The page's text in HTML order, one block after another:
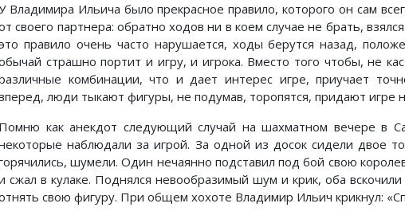
Владимира Ильича было прекрасное правило, которого он сам
своего партнера: обратно ходов ни в коем случае не брать,
правило очень часто нарушается, ходы берутся назад,
страшно портит и игру, и игрока. Вместо того чтобы, не
комбинации, что и дает интерес игре, приучает
люди тыкают фигуры, не подумав, торопятся, придают игре
Помню как анекдот следующий случай на шахматном вечере в
наблюдали за игрой. За одной из досок сидели двое
шумели. Один нечаянно подставил под бой свою
сжал в кулаке. Поднялся невообразимый шум и крик, оба
свою фигуру. При общем хохоте Владимир Ильич крикнул: